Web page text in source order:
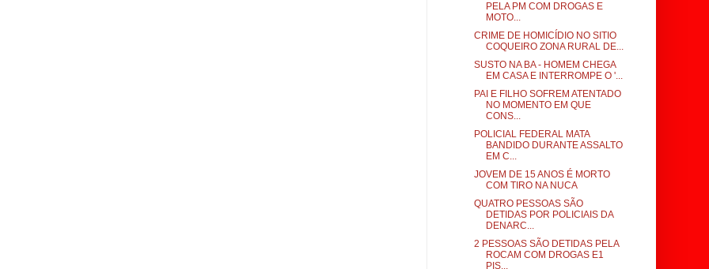
PELA PM COM DROGAS E
MOTO...
CRIME DE HOMICÍDIO NO SITIO
COQUEIRO ZONA RURAL DE...
SUSTO NA BA - HOMEM CHEGA
EM CASA E INTERROMPE O '...
PAI E FILHO SOFREM ATENTADO
NO MOMENTO EM QUE
CONS...
POLICIAL FEDERAL MATA
BANDIDO DURANTE ASSALTO
EM C...
JOVEM DE 15 ANOS É MORTO
COM TIRO NA NUCA
QUATRO PESSOAS SÃO
DETIDAS POR POLICIAIS DA
DENARC...
2 PESSOAS SÃO DETIDAS PELA
ROCAM COM DROGAS E1
PIS...